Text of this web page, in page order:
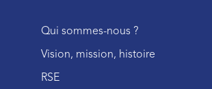
Qui sommes-nous ?
Vision, mission, histoire
RSE